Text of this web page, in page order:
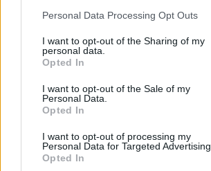
Personal Data Processing Opt Outs
I want to opt-out of the Sharing of my
personal data.
Opted In
I want to opt-out of the Sale of my
Personal Data.
Opted In
I want to opt-out of processing my
Personal Data for Targeted Advertising.
Opted In
ALTRE NOTIZIE DI VARESE